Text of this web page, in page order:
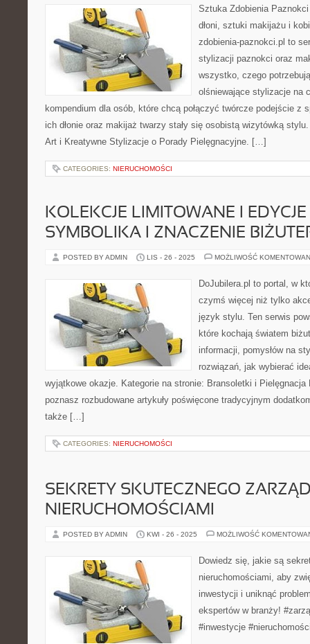
Sztuka Zdobienia
dłoni, sztuki makijażu i
zdobienia-paznokci.pl to
stylizacji paznokci oraz
wszystko, czego
olśniewające stylizacje na
kompendium dla osób, które chcą połączyć twórcze podejście z
ich dłonie oraz makijaż twarzy stały się osobistą wizytówką
Art i Kreatywne Stylizacje o Porady Pielęgnacyjne. […]
CATEGORIES: NIERUCHOMOŚCI
KOLEKCJE LIMITOWANE I
SYMBOLIKA I ZNACZENIE
POSTED BY ADMIN LIS - 26 - 2025 MOŻLIWOŚĆ
DoJubilera.pl to portal, w
czymś więcej niż tylko
język stylu. Ten serwis
które kochają światem
informacji, pomysłów na
rozwiązań, jak wybierać
wyjątkowe okazje. Kategorie na stronie: Bransoletki i Pielęgnacja
poznasz rozbudowane artykuły poświęcone tradycyjnym
także […]
CATEGORIES: NIERUCHOMOŚCI
SEKRETY SKUTECZNEGO
NIERUCHOMOŚCIAMI
POSTED BY ADMIN KWI - 26 - 2025 MOŻLIWOŚĆ
Dowiedz się, jakie są
nieruchomościami, aby
inwestycji i uniknąć
ekspertów w branży!
#inwestycje